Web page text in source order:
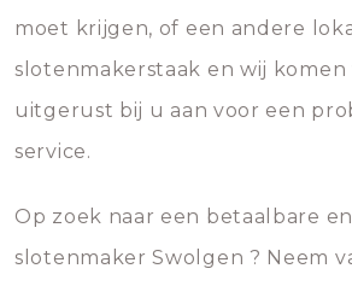
moet krijgen, of een andere
slotenmakerstaak en wij komen
uitgerust bij u aan voor een
service.
Op zoek naar een betaalbare
slotenmaker Swolgen ? Neem